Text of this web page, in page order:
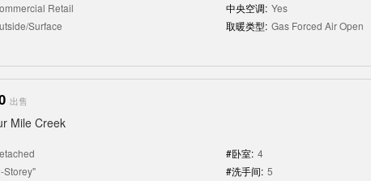
Retail
Surface
中央空调: Yes
取暖类型: Gas Forced Air Open
出售
Mile Creek
Storey"
#卧室: 4
#洗手间: 5